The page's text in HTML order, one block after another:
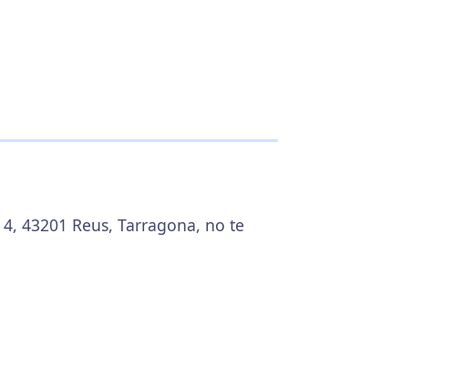
43201 Reus, Tarragona, no te